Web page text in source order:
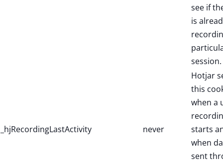
see if
is
session.
_hjRecordingLastActivity never
Hotjar
this
when a
starts
when
sent